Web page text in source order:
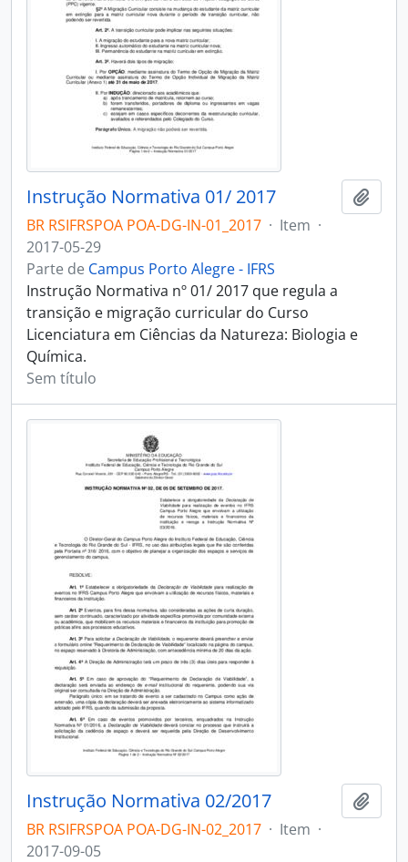
Instrução Normativa 01/ 2017
BR RSIFRSPOA POA-DG-IN-01_2017 · Item ·
2017-05-29
Parte de Campus Porto Alegre - IFRS
Instrução Normativa nº 01/ 2017 que regula a
transição e migração curricular do Curso
Licenciatura em Ciências da Natureza: Biologia e
Química.
Sem título
Instrução Normativa 02/2017
BR RSIFRSPOA POA-DG-IN-02_2017 · Item ·
2017-09-05